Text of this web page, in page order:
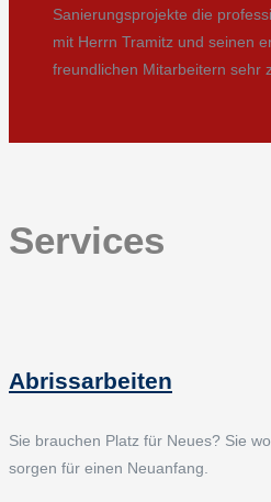
Sanierungsprojekte die
mit Herrn Tramitz und seinen
freundlichen Mitarbeitern sehr
Services
Abrissarbeiten
Sie brauchen Platz für Neues? Sie
sorgen für einen Neuanfang.